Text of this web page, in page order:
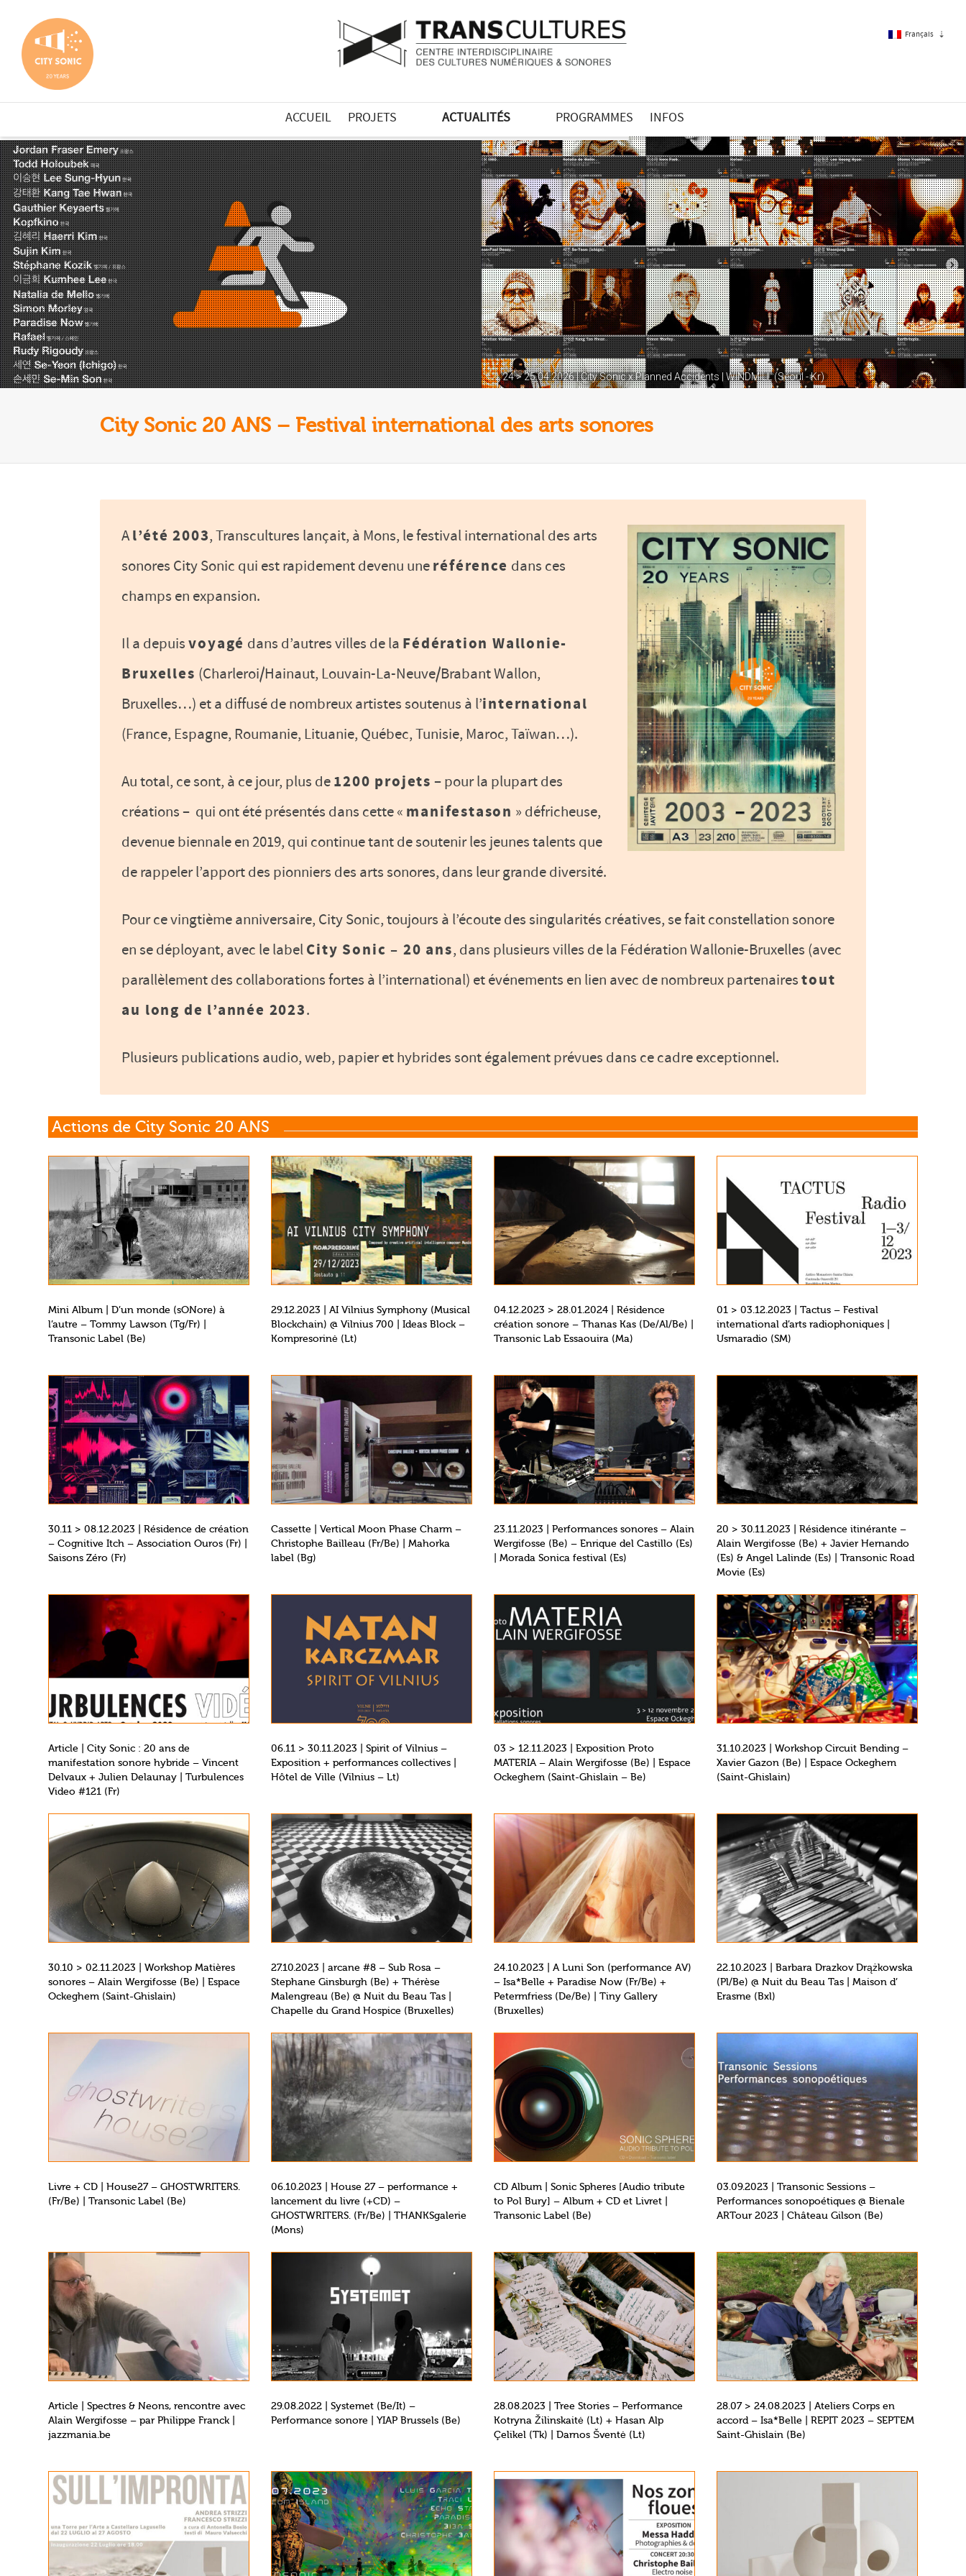
Français
ACCUEIL PROJETS ACTUALITÉS PROGRAMMES INFOS
24 > 25.04.2026 | City Sonic x Planned Accidents | WINDMILL (Séoul - Kr)
City Sonic 20 ANS – Festival international des arts sonores
Al’été 2003, Transcultures lançait, à Mons, le festival international des arts
sonores City Sonic qui est rapidement devenu uneréférence dans ces
champs en expansion.
Il a depuisvoyagé dans d’autres villes de la Fédération Wallonie-
Bruxelles (Charleroi/Hainaut, Louvain-La-Neuve/Brabant Wallon,
Bruxelles…) et a diffusé de nombreux artistes soutenus à l’international
(France, Espagne, Roumanie, Lituanie, Québec, Tunisie, Maroc, Taïwan…).
Au total, ce sont, à ce jour, plus de1200 projets – pour la plupart des
créations – qui ont été présentés dans cette « manifestason » défricheuse,
devenue biennale en 2019, qui continue tant de soutenir les jeunes talents que
de rappeler l’apport des pionniers des arts sonores, dans leur grande diversité.
Pour ce vingtième anniversaire, City Sonic, toujours à l’écoute des singularités créatives, se fait constellation sonore
en se déployant, avec le labelCity Sonic – 20 ans, dans plusieurs villes de la Fédération Wallonie-Bruxelles (avec
parallèlement des collaborations fortes à l’international) et événements en lien avec de nombreux partenairestout
au long de l’année 2023.
Plusieurs publications audio, web, papier et hybrides sont également prévues dans ce cadre exceptionnel.
Actions de City Sonic 20 ANS
Mini Album | D’un monde (sONore) à
l’autre – Tommy Lawson (Tg/Fr) |
Transonic Label (Be)
29.12.2023 | AI Vilnius Symphony (Musical
Blockchain) @ Vilnius 700 | Ideas Block –
Kompresorinė (Lt)
04.12.2023 > 28.01.2024 | Résidence
création sonore – Thanas Kas (De/Al/Be) |
Transonic Lab Essaouira (Ma)
01 > 03.12.2023 | Tactus – Festival
international d’arts radiophoniques |
Usmaradio (SM)
30.11 > 08.12.2023 | Résidence de création
– Cognitive Itch – Association Ouros (Fr) |
Saisons Zéro (Fr)
Cassette | Vertical Moon Phase Charm –
Christophe Bailleau (Fr/Be) | Mahorka
label (Bg)
23.11.2023 | Performances sonores – Alain
Wergifosse (Be) – Enrique del Castillo (Es)
| Morada Sonica festival (Es)
20 > 30.11.2023 | Résidence itinérante –
Alain Wergifosse (Be) + Javier Hernando
(Es) & Angel Lalinde (Es) | Transonic Road
Movie (Es)
Article | City Sonic : 20 ans de
manifestation sonore hybride – Vincent
Delvaux + Julien Delaunay | Turbulences
Video #121 (Fr)
06.11 > 30.11.2023 | Spirit of Vilnius –
Exposition + performances collectives |
Hôtel de Ville (Vilnius – Lt)
03 > 12.11.2023 | Exposition Proto
MATERIA – Alain Wergifosse (Be) | Espace
Ockeghem (Saint-Ghislain – Be)
31.10.2023 | Workshop Circuit Bending –
Xavier Gazon (Be) | Espace Ockeghem
(Saint-Ghislain)
30.10 > 02.11.2023 | Workshop Matières
sonores – Alain Wergifosse (Be) | Espace
Ockeghem (Saint-Ghislain)
27.10.2023 | arcane #8 – Sub Rosa –
Stephane Ginsburgh (Be) + Thérèse
Malengreau (Be) @ Nuit du Beau Tas |
Chapelle du Grand Hospice (Bruxelles)
24.10.2023 | A Luni Son (performance AV)
– Isa*Belle + Paradise Now (Fr/Be) +
Petermfriess (De/Be) | Tiny Gallery
(Bruxelles)
22.10.2023 | Barbara Drazkov Drążkowska
(Pl/Be) @ Nuit du Beau Tas | Maison d’
Erasme (Bxl)
Livre + CD | House27 – GHOSTWRITERS.
(Fr/Be) | Transonic Label (Be)
06.10.2023 | House 27 – performance +
lancement du livre (+CD) –
GHOSTWRITERS. (Fr/Be) | THANKSgalerie
(Mons)
CD Album | Sonic Spheres [Audio tribute
to Pol Bury] – Album + CD et Livret |
Transonic Label (Be)
03.09.2023 | Transonic Sessions –
Performances sonopoétiques @ Bienale
ARTour 2023 | Château Gilson (Be)
Article | Spectres & Neons, rencontre avec
Alain Wergifosse – par Philippe Franck |
jazzmania.be
29.08.2022 | Systemet (Be/It) –
Performance sonore | YIAP Brussels (Be)
28.08.2023 | Tree Stories – Performance
Kotryna Žilinskaitė (Lt) + Hasan Alp
Çelikel (Tk) | Darnos Šventė (Lt)
28.07 > 24.08.2023 | Ateliers Corps en
accord – Isa*Belle | REPIT 2023 – SEPTEM
Saint-Ghislain (Be)